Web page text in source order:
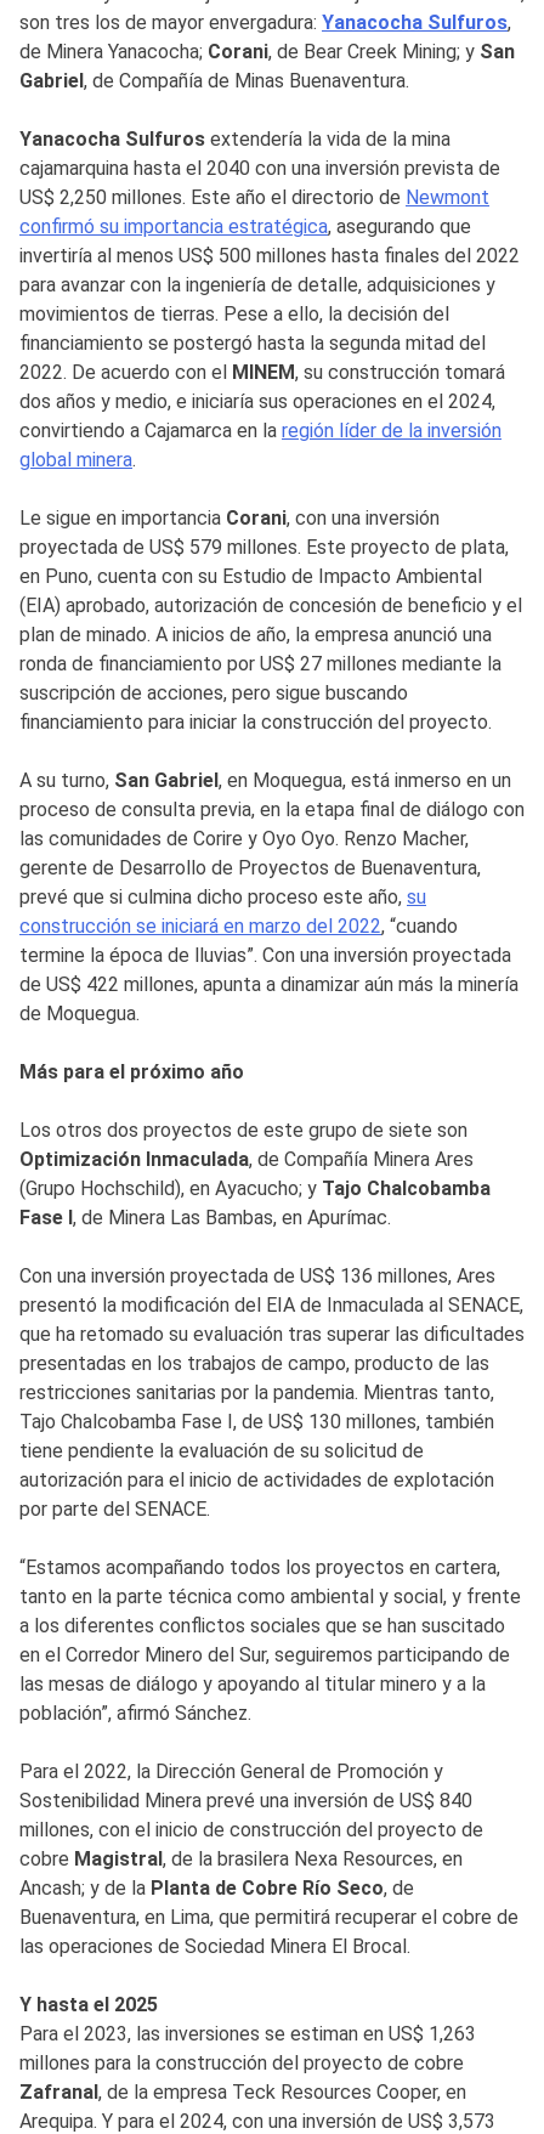
son tres los de mayor envergadura: Yanacocha Sulfuros,
de Minera Yanacocha; Corani, de Bear Creek Mining; y San
Gabriel, de Compañía de Minas Buenaventura.
Yanacocha Sulfuros extendería la vida de la mina
cajamarquina hasta el 2040 con una inversión prevista de
US$ 2,250 millones. Este año el directorio de Newmont
confirmó su importancia estratégica, asegurando que
invertiría al menos US$ 500 millones hasta finales del 2022
para avanzar con la ingeniería de detalle, adquisiciones y
movimientos de tierras. Pese a ello, la decisión del
financiamiento se postergó hasta la segunda mitad del
2022. De acuerdo con el MINEM, su construcción tomará
dos años y medio, e iniciaría sus operaciones en el 2024,
convirtiendo a Cajamarca en la región líder de la inversión
global minera.
Le sigue en importancia Corani, con una inversión
proyectada de US$ 579 millones. Este proyecto de plata,
en Puno, cuenta con su Estudio de Impacto Ambiental
(EIA) aprobado, autorización de concesión de beneficio y el
plan de minado. A inicios de año, la empresa anunció una
ronda de financiamiento por US$ 27 millones mediante la
suscripción de acciones, pero sigue buscando
financiamiento para iniciar la construcción del proyecto.
A su turno, San Gabriel, en Moquegua, está inmerso en un
proceso de consulta previa, en la etapa final de diálogo con
las comunidades de Corire y Oyo Oyo. Renzo Macher,
gerente de Desarrollo de Proyectos de Buenaventura,
prevé que si culmina dicho proceso este año, su
construcción se iniciará en marzo del 2022, “cuando
termine la época de lluvias”. Con una inversión proyectada
de US$ 422 millones, apunta a dinamizar aún más la minería
de Moquegua.
Más para el próximo año
Los otros dos proyectos de este grupo de siete son
Optimización Inmaculada, de Compañía Minera Ares
(Grupo Hochschild), en Ayacucho; y Tajo Chalcobamba
Fase I, de Minera Las Bambas, en Apurímac.
Con una inversión proyectada de US$ 136 millones, Ares
presentó la modificación del EIA de Inmaculada al SENACE,
que ha retomado su evaluación tras superar las dificultades
presentadas en los trabajos de campo, producto de las
restricciones sanitarias por la pandemia. Mientras tanto,
Tajo Chalcobamba Fase I, de US$ 130 millones, también
tiene pendiente la evaluación de su solicitud de
autorización para el inicio de actividades de explotación
por parte del SENACE.
“Estamos acompañando todos los proyectos en cartera,
tanto en la parte técnica como ambiental y social, y frente
a los diferentes conflictos sociales que se han suscitado
en el Corredor Minero del Sur, seguiremos participando de
las mesas de diálogo y apoyando al titular minero y a la
población”, afirmó Sánchez.
Para el 2022, la Dirección General de Promoción y
Sostenibilidad Minera prevé una inversión de US$ 840
millones, con el inicio de construcción del proyecto de
cobre Magistral, de la brasilera Nexa Resources, en
Ancash; y de la Planta de Cobre Río Seco, de
Buenaventura, en Lima, que permitirá recuperar el cobre de
las operaciones de Sociedad Minera El Brocal.
Y hasta el 2025
Para el 2023, las inversiones se estiman en US$ 1,263
millones para la construcción del proyecto de cobre
Zafranal, de la empresa Teck Resources Cooper, en
Arequipa. Y para el 2024, con una inversión de US$ 3,573